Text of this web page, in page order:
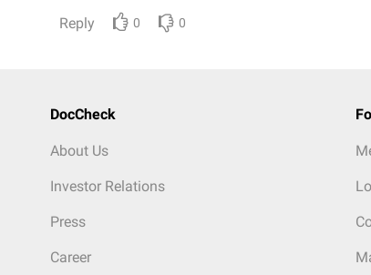
Reply 0 0
DocCheck
About Us
Investor Relations
Press
Career